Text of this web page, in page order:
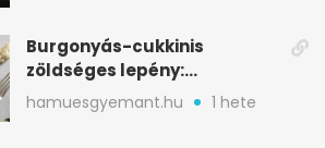
Burgonyás-cukkinis
zöldséges lepény:
aranybarna, szaftos, hús
nélkül is
hamuesgyemant.hu 1 hete